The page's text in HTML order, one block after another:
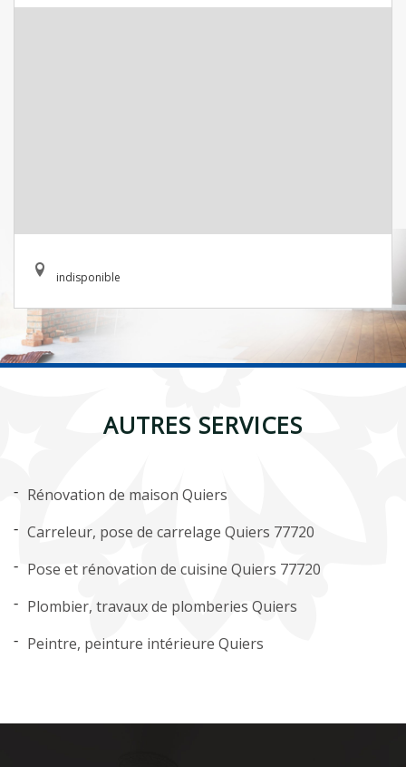
indisponible
AUTRES SERVICES
Rénovation de maison Quiers
Carreleur, pose de carrelage Quiers 77720
Pose et rénovation de cuisine Quiers 77720
Plombier, travaux de plomberies Quiers
Peintre, peinture intérieure Quiers